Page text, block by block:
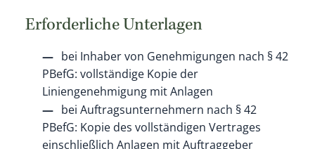
Erforderliche Unterlagen
bei Inhaber von Genehmigungen nach § 42
PBefG: vollständige Kopie der
Liniengenehmigung mit Anlagen
bei Auftragsunternehmern nach § 42
PBefG: Kopie des vollständigen Vertrages
einschließlich Anlagen mit Auftraggeber